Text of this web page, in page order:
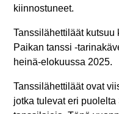
kiinnostuneet.
Tanssilähettiläät kutsuu
Paikan tanssi -
heinä-elokuussa 2025.
Tanssilähettiläät ovat
jotka tulevat eri